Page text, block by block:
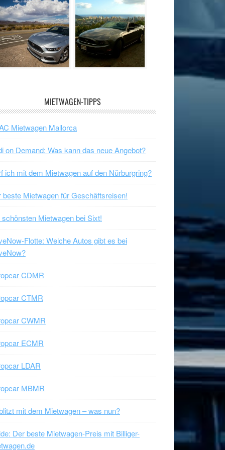
MIETWAGEN-TIPPS
Mietwagen Mallorca
on Demand: Was kann das neue Angebot?
ich mit dem Mietwagen auf den Nürburgring?
beste Mietwagen für Geschäftsreisen!
schönsten Mietwagen bei Sixt!
Flotte: Welche Autos gibt es bei
CDMR
CTMR
CWMR
ECMR
LDAR
MBMR
mit dem Mietwagen – was nun?
Der beste Mietwagen-Preis mit Billiger-